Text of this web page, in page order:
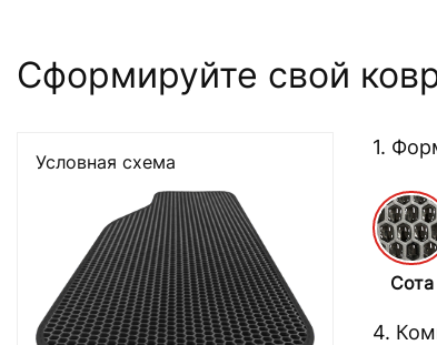
Сформируйте свой
1.
Сота
4.
Условная схема